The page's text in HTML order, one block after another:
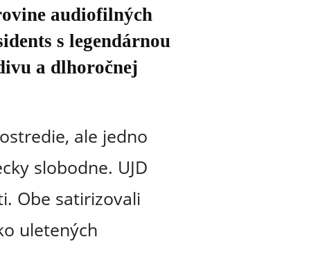
audiofilných
s legendárnou
a dlhoročnej
ale jedno
slobodne. UJD
Obe satirizovali
uletených